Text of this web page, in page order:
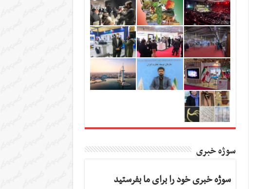
سوژه خبری
سوژه خبری خود را برای ما بفرستید